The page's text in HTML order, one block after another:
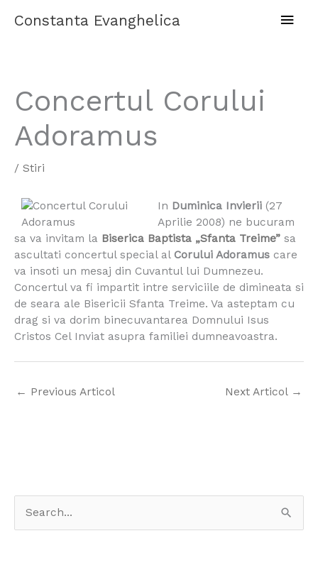
Constanta Evanghelica
Main
Concertul Corului
Adoramus
/ Stiri
In Duminica Invierii (27
Aprilie 2008) ne bucuram
sa va invitam la Biserica Baptista „Sfanta Treime” sa
ascultati concertul special al Corului Adoramus care
va insoti un mesaj din Cuvantul lui Dumnezeu.
Concertul va fi impartit intre serviciile de dimineata si
de seara ale Bisericii Sfanta Treime. Va asteptam cu
drag si va dorim binecuvantarea Domnului Isus
Cristos Cel Inviat asupra familiei dumneavoastra.
← Previous Articol Next Articol →